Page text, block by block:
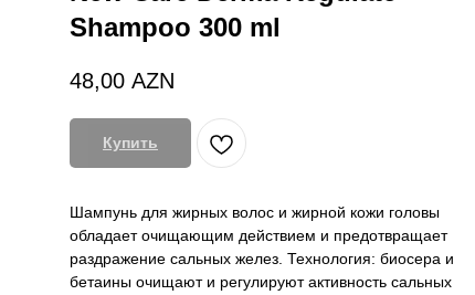
Shampoo 300 ml
48,00 AZN
Купить
Шампунь для жирных волос и жирной кожи головы
обладает очищающим действием и предотвращает
раздражение сальных желез. Технология: биосера и
бетаины очищают и регулируют активность сальных